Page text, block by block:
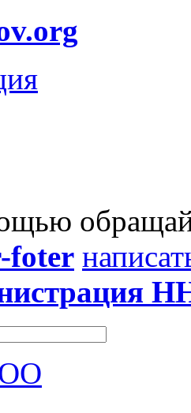
foter